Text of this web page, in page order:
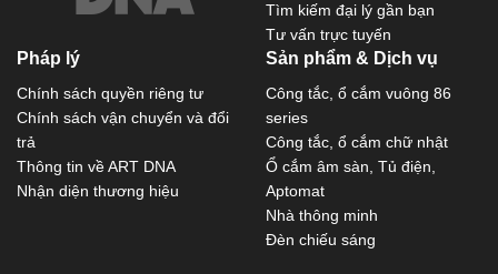
Tìm kiếm đại lý gần bạn
Tư vấn trực tuyến
Pháp lý
Chính sách quyền riêng tư
Chính sách vận chuyển và đổi
trả
Thông tin về ART DNA
Nhận diện thương hiệu
Sản phẩm & Dịch vụ
Công tắc, ổ cắm vuông 86
series
Công tắc, ổ cắm chữ nhật
Ổ cắm âm sàn, Tủ điện,
Aptomat
Nhà thông minh
Đèn chiếu sáng